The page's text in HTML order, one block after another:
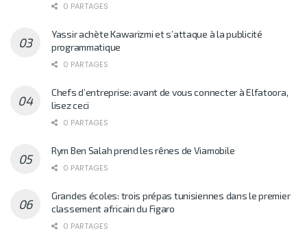
0 PARTAGES
Yassir achète Kawarizmi et s’attaque à la publicité
programmatique
0 PARTAGES
Chefs d’entreprise: avant de vous connecter à Elfatoora,
lisez ceci
0 PARTAGES
Rym Ben Salah prend les rênes de Viamobile
0 PARTAGES
Grandes écoles: trois prépas tunisiennes dans le premier
classement africain du Figaro
0 PARTAGES